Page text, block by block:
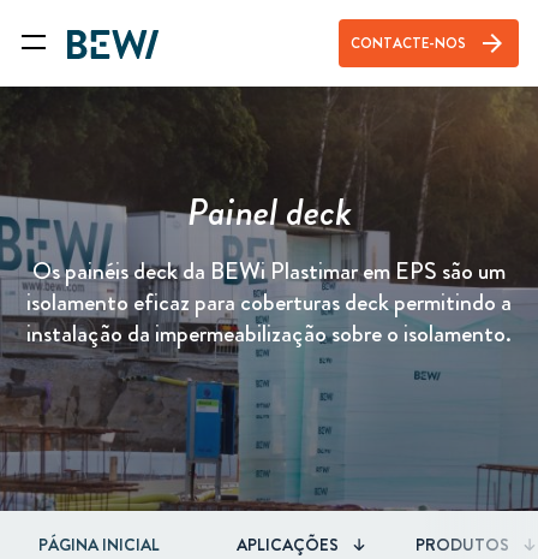
CONTACTE-NOS arrow_forward
Painel deck
Os painéis deck da BEWi Plastimar em EPS são um
isolamento eficaz para coberturas deck permitindo a
instalação da impermeabilização sobre o isolamento.
PÁGINA INICIAL APLICAÇÕES PRODUTOS